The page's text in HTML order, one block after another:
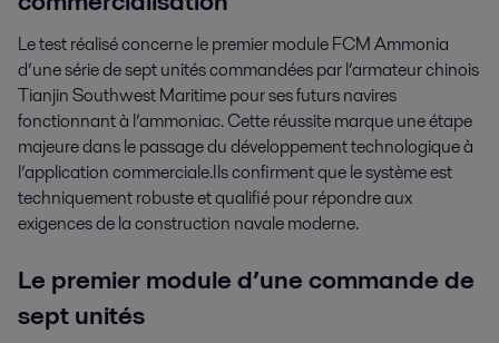
Le test réalisé concerne le premier module FCM Ammonia
d’une série de sept unités commandées par l’armateur chinois
Tianjin Southwest Maritime pour ses futurs navires
fonctionnant à l’ammoniac. Cette réussite marque une étape
majeure dans le passage du développement technologique à
l’application commerciale.Ils confirment que le système est
techniquement robuste et qualifié pour répondre aux
exigences de la construction navale moderne.
Le premier module d’une commande de
sept unités